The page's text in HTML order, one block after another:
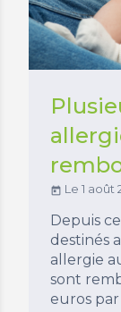
today Le 1 août
Depuis
destinés
allergie
sont
euros par